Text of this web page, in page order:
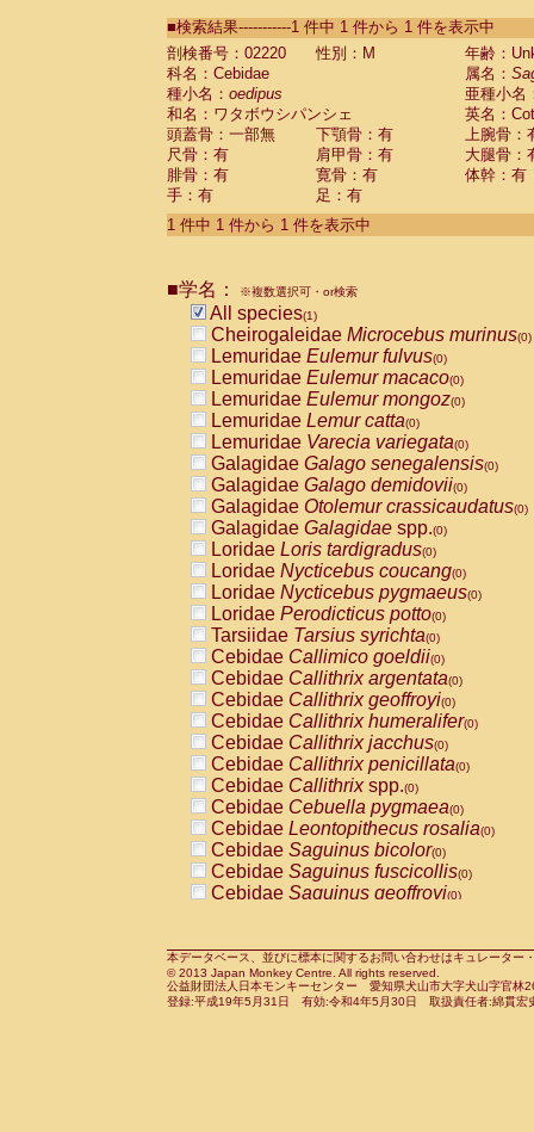
CebidaeSaguinus labiatus(0)
Cebidae Saguinus leucopus (0)
Cebidae
Cebidae
CebidaeSaguinus nigricollis (0)
Cebidae Saguinus oedipus
Cebidae Saguinus weddelli
Cebidae Saguinusspp.
Cebidae Aotus trivirgatus
Cebidae Cebus albifrons
CebidaeCebus nigrivittatus
CebidaeCebus
CebidaeSaimiri boliviensis(0)
CebidaeSaimiri sciureus(0)
AtelidaeAlouatta caraya(0)
AtelidaeAlouatta fusca(0)
AtelidaeAlouatta seniculus
AtelidaeAlouattaspp.(0)
AtelidaeAteles belzebuth(0)
AtelidaeAteles geoffroyi(0)
AtelidaeAteles paniscus(0)
AtelidaeAtelesspp.(0)
Atelidae Lagothrix lagothricha
AtelidaeLagothrix lagothricha cana
PitheciidaeCacajao calvus
PitheciidaeCallicebus cupreus
PitheciidaeCallicebus donacophilus
PitheciidaeCallicebus moloch
PitheciidaeCallicebus torquatus
PitheciidaeCallicebusspp.(0)
PitheciidaeChiropotes satanas(0)
PitheciidaePithecia monachus
PitheciidaePithecia pithecia(0)
CercopithecidaeCercocebus agilis
CercopithecidaeCercocebus
CercopithecidaeCercocebus
CercopithecidaeCercocebus
CercopithecidaeCercocebus
CercopithecidaeCercocebushybrid
CercopithecidaePapio anubis(0)
CercopithecidaePapio cynocephalus
CercopithecidaePapio hamadryas(0)
■検索結果-----------1 件中 1 件から 1 件を表示中
剖検番号：02220
性別：M
年齢：
科名：Cebidae
属名：
種小名： oedipus
亜種小名
和名：ワタボウシパンシェ
英名：
頭蓋骨：一部無
下顎骨：有
上腕骨：
尺骨：有
肩甲骨：有
大腿骨：
腓骨：有
寛骨：有
体幹：有
手：有
足：有
1 件中 1 件から 1 件を表示中
■学名： ※複数選択可・or検索
All species(1)
Cheirogaleidae Microcebus murinus(0)
Lemuridae Eulemur fulvus(0)
Lemuridae Eulemur macaco(0)
Lemuridae Eulemur mongoz(0)
Lemuridae Lemur catta(0)
Lemuridae Varecia variegata(0)
Galagidae Galago senegalensis(0)
Galagidae Galago demidovii(0)
Galagidae Otolemur crassicaudatus(0)
Galagidae Galagidae spp.(0)
Loridae Loris tardigradus(0)
Loridae Nycticebus coucang(0)
Loridae Nycticebus pygmaeus(0)
Loridae Perodicticus potto(0)
Tarsiidae Tarsius syrichta(0)
Cebidae Callimico goeldii(0)
Cebidae Callithrix argentata(0)
Cebidae Callithrix geoffroyi(0)
Cebidae Callithrix humeralifer(0)
Cebidae Callithrix jacchus(0)
Cebidae Callithrix penicillata(0)
Cebidae Callithrixspp.(0)
Cebidae Cebuella pygmaea(0)
Cebidae Leontopithecus rosalia(0)
Cebidae Saguinus bicolor(0)
Cebidae Saguinus fuscicollis(0)
Cebidae Saguinus geoffroyi(0)
CebidaeSaguinus leucopus(0)
CebidaeSaguinus midas(0)
Cebidae Saguinus mystax(0)
本データベース、並びに標本に関するお問い合わせはキュレータ
© 2013 Japan Monkey Centre. All rights reserved.
公益財団法人日本モンキーセンター 愛知県犬山市大字犬山字官
登録:平成19年5月31日 有効:令和4年5月30日 取扱責任者:綿貫宏